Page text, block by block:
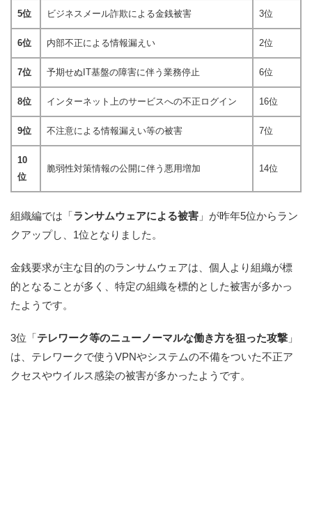
5位 ビジネスメール詐欺による金銭被害 3位
6位 内部不正による情報漏えい 2位
7位 予期せぬIT基盤の障害に伴う業務停止 6位
8位 インターネット上のサービスへの不正ログイン 16位
9位 不注意による情報漏えい等の被害 7位
10
位
脆弱性対策情報の公開に伴う悪用増加 14位
組織編では「ランサムウェアによる被害 」が昨年5位からラン
クアップし、1位となりました。
金銭要求が主な目的のランサムウェアは、個人より組織が標
的となることが多く、特定の組織を標的とした被害が多かっ
たようです。
3位「テレワーク等のニューノーマルな働き方を狙った攻撃 」
は、テレワークで使うVPNやシステムの不備をついた不正ア
クセスやウイルス感染の被害が多かったようです。